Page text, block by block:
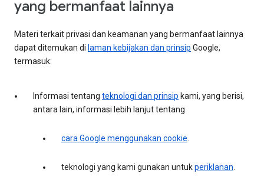
yang bermanfaat lainnya
Materi terkait privasi dan keamanan yang bermanfaat lainnya
dapat ditemukan di laman kebijakan dan prinsip Google,
termasuk:
Informasi tentang teknologi dan prinsip kami, yang berisi,
antara lain, informasi lebih lanjut tentang
cara Google menggunakan cookie.
teknologi yang kami gunakan untukperiklanan.